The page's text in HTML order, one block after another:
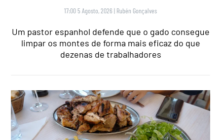
17:00 5 Agosto, 2026 | Rubén Gonçalves
Um pastor espanhol defende que o gado consegue
limpar os montes de forma mais eficaz do que
dezenas de trabalhadores